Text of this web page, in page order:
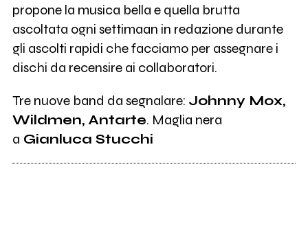
propone la musica bella e quella brutta
ascoltata ogni settimaan in redazione durante
gli ascolti rapidi che facciamo per assegnare i
dischi da recensire ai collaboratori.
Tre nuove band da segnalare: Johnny Mox,
Wildmen, Antarte. Maglia nera
a Gianluca Stucchi